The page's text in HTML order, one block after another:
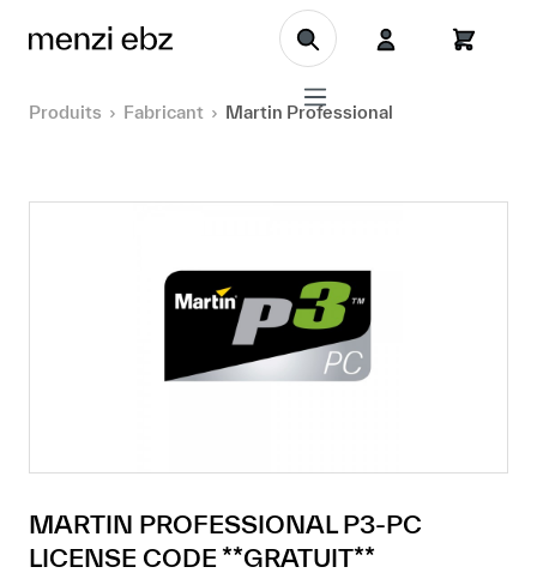
Aller au contenu principal
Produits Fabricant Martin Professional
MARTIN PROFESSIONAL P3-PC
LICENSE CODE **GRATUIT**